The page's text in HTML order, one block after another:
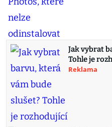
Jak vybrat
Tohle je
Reklama